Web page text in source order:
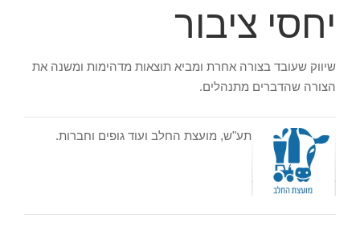
יחסי ציבור
שיווק שעובד בצורה אחרת ומביא תוצאות מדהימות ומשנה את
הצורה שהדברים מתנהלים.
תע"ש, מועצת החלב ועוד גופים וחברות.